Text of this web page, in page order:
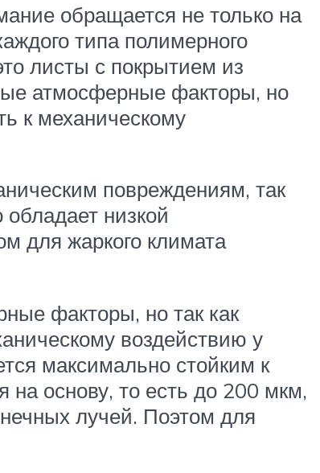
обращается не только на
типа полимерного
листы с покрытием из
атмосферные факторы, но
к механическому
повреждениям, так
низкой
для жаркого климата
факторы, но так как
воздействию у
максимально стойким к
на основу, то есть до 200 мкм,
лучей. Поэтом для